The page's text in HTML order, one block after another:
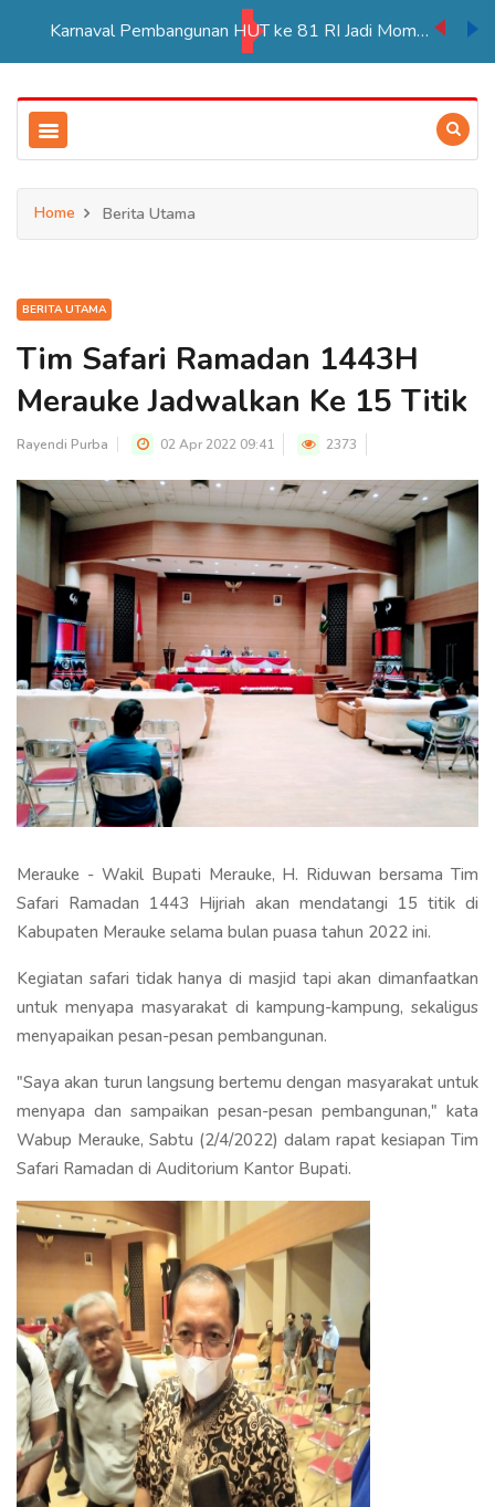
Karnaval Pembangunan HUT ke 81 RI Jadi Momentum Perkuat Persatuan di Merauke
Home Berita Utama
BERITA UTAMA
Tim Safari Ramadan 1443H
Merauke Jadwalkan Ke 15 Titik
Rayendi Purba 02 Apr 2022 09:41 2373
Merauke - Wakil Bupati Merauke, H. Riduwan bersama Tim
Safari Ramadan 1443 Hijriah akan mendatangi 15 titik di
Kabupaten Merauke selama bulan puasa tahun 2022 ini.
Kegiatan safari tidak hanya di masjid tapi akan dimanfaatkan
untuk menyapa masyarakat di kampung-kampung, sekaligus
menyapaikan pesan-pesan pembangunan.
"Saya akan turun langsung bertemu dengan masyarakat untuk
menyapa dan sampaikan pesan-pesan pembangunan," kata
Wabup Merauke, Sabtu (2/4/2022) dalam rapat kesiapan Tim
Safari Ramadan di Auditorium Kantor Bupati.